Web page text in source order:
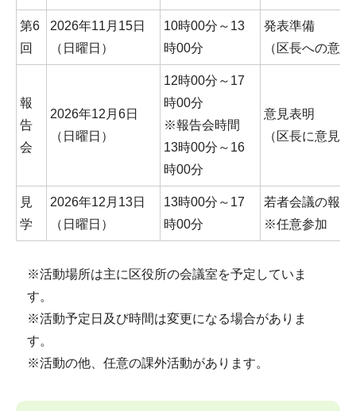
第6
回
2026年11月15日
（日曜日）
10時00分～13
時00分
発表準備
（区長への意
報
告
会
2026年12月6日
（日曜日）
12時00分～17
時00分
※報告会時間
13時00分～16
時00分
意見表明
（区長に意見
見
学
2026年12月13日
（日曜日）
13時00分～17
時00分
若者会議の報告
※任意参加
※活動場所は主に区役所の会議室を予定していま
す。
※活動予定日及び時間は変更になる場合がありま
す。
※活動の他、任意の課外活動があります。